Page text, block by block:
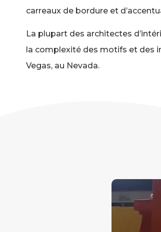
carreaux de bordure et
La plupart des architectes
la complexité des motifs et des
Vegas, au Nevada.